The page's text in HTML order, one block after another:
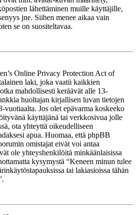
lähettäminen muille käyttäjille,
jne. Siihen menee aikaa vain
se on suositeltavaa.
Online Privacy Protection Act of
laki, joka vaatii kaikkien
mahdollisesti keräävät alle 13-
huoltajan kirjallisen luvan tietojen
vuotiaalta. Jos olet epävarma koskeeko
käyttäjänä tai verkkosivua jolle
ota yhteyttä oikeudelliseen
apua. Huomaa, että phpBB
omistajat eivät voi antaa
ole yhteyshenkilöitä minkäänlaisissa
kysymystä “Keneen minun tulee
tai lakiasioissa tähän